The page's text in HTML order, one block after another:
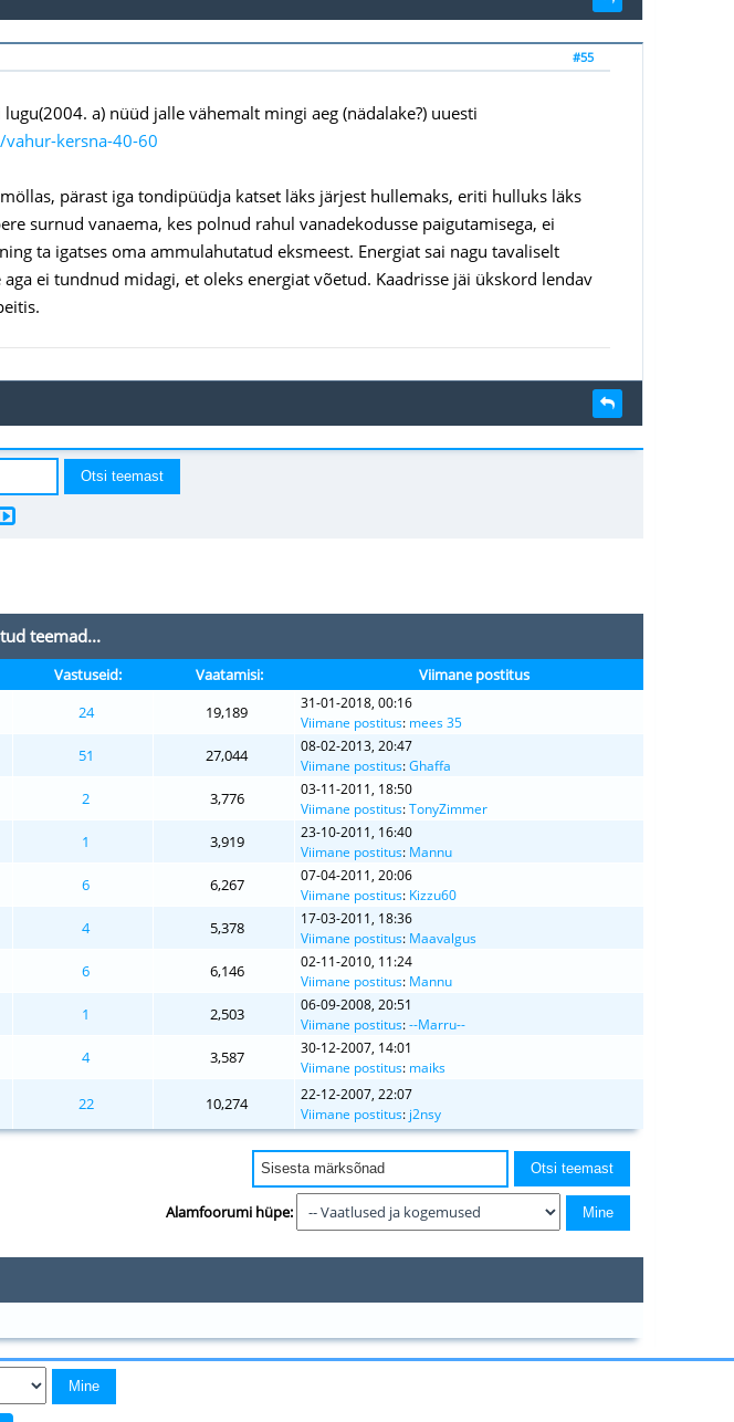
#55
a) nüüd jalle vähemalt mingi aeg (nädalake?) uuesti
kersna-40-60
pärast iga tondipüüdja katset läks järjest hullemaks, eriti hulluks läks
surnud vanaema, kes polnud rahul vanadekodusse paigutamisega, ei
ta igatses oma ammulahutatud eksmeest. Energiat sai nagu tavaliselt
ei tundnud midagi, et oleks energiat võetud. Kaadrisse jäi ükskord lendav
teemad...
Vastuseid: Vaatamisi:
Viimane postitus
24 19,189
31-01-2018, 00:16
Viimane postitus: mees 35
51 27,044
08-02-2013, 20:47
Viimane postitus:Ghaffa
2 3,776
03-11-2011, 18:50
Viimane postitus:TonyZimmer
1 3,919
23-10-2011, 16:40
Viimane postitus: Mannu
6 6,267
07-04-2011, 20:06
Viimane postitus: Kizzu60
4 5,378
17-03-2011, 18:36
Viimane postitus: Maavalgus
6 6,146
02-11-2010, 11:24
Viimane postitus: Mannu
1 2,503
06-09-2008, 20:51
Viimane postitus:--Marru--
4 3,587
30-12-2007, 14:01
Viimane postitus: maiks
22 10,274
22-12-2007, 22:07
Viimane postitus: j2nsy
Alamfoorumi hüpe: